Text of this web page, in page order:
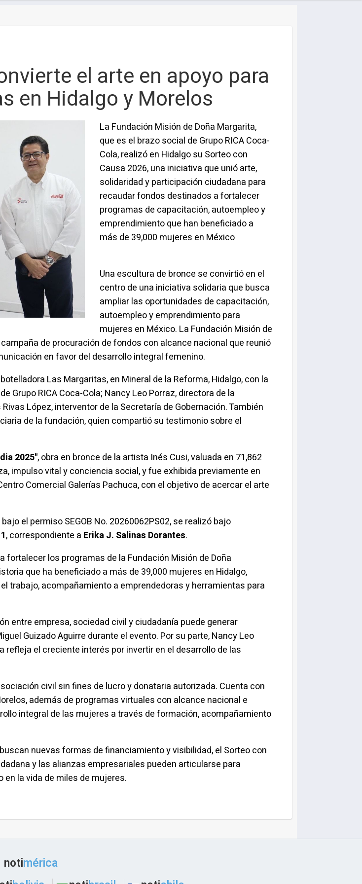
el arte en apoyo para
en Hidalgo y Morelos
La Fundación Misión de Doña Margarita,
que es el brazo social de Grupo RICA Coca-
Cola, realizó en Hidalgo su Sorteo con
Causa 2026, una iniciativa que unió arte,
solidaridad y participación ciudadana para
recaudar fondos destinados a fortalecer
programas de capacitación, autoempleo y
emprendimiento que han beneficiado a
más de 39,000 mujeres en México
Una escultura de bronce se convirtió en el
centro de una iniciativa solidaria que busca
ampliar las oportunidades de capacitación,
autoempleo y emprendimiento para
mujeres en México. La Fundación Misión de
de procuración de fondos con alcance nacional que reunió
en favor del desarrollo integral femenino.
Las Margaritas, en Mineral de la Reforma, Hidalgo, con la
Grupo RICA Coca-Cola; Nancy Leo Porraz, directora de la
López, interventor de la Secretaría de Gobernación. También
de la fundación, quien compartió su testimonio sobre el
2025", obra en bronce de la artista Inés Cusi, valuada en 71,862
impulso vital y conciencia social, y fue exhibida previamente en
Comercial Galerías Pachuca, con el objetivo de acercar el arte
el permiso SEGOB No. 20260062PS02, se realizó bajo
, correspondiente a Erika J. Salinas Dorantes.
los programas de la Fundación Misión de Doña
que ha beneficiado a más de 39,000 mujeres en Hidalgo,
trabajo, acompañamiento a emprendedoras y herramientas para
entre empresa, sociedad civil y ciudadanía puede generar
Guizado Aguirre durante el evento. Por su parte, Nancy Leo
el creciente interés por invertir en el desarrollo de las
civil sin fines de lucro y donataria autorizada. Cuenta con
además de programas virtuales con alcance nacional e
integral de las mujeres a través de formación, acompañamiento
nuevas formas de financiamiento y visibilidad, el Sorteo con
y las alianzas empresariales pueden articularse para
la vida de miles de mujeres.
notimérica